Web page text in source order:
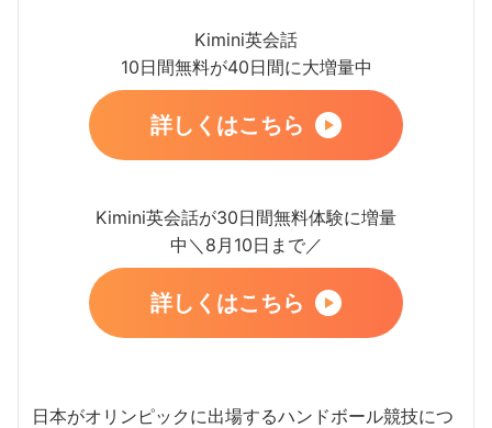
Kimini英会話
10日間無料が40日間に大増量中
詳しくはこちら
Kimini英会話が30日間無料体験に増量
中＼8月10日まで／
詳しくはこちら
日本がオリンピックに出場するハンドボール競技につ